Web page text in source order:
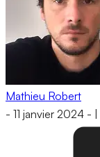
Mathieu Robert
- 11 janvier 2024 -